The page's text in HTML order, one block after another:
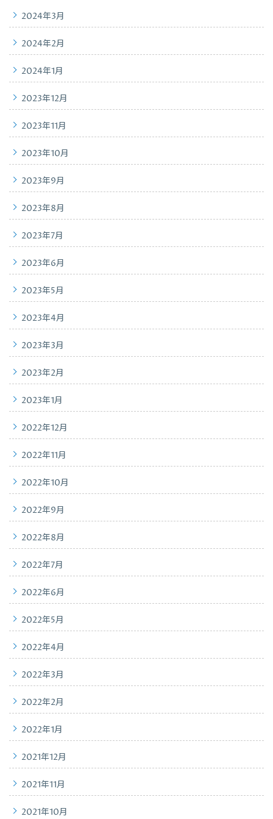
2024年3月
2024年2月
2024年1月
2023年12月
2023年11月
2023年10月
2023年9月
2023年8月
2023年7月
2023年6月
2023年5月
2023年4月
2023年3月
2023年2月
2023年1月
2022年12月
2022年11月
2022年10月
2022年9月
2022年8月
2022年7月
2022年6月
2022年5月
2022年4月
2022年3月
2022年2月
2022年1月
2021年12月
2021年11月
2021年10月